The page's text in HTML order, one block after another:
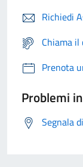
Richiedi
Chiama
Prenota
Problemi
Segnala